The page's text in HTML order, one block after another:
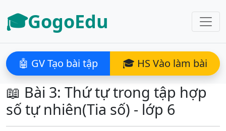
🎓GogoEdu
🤖 GV Tạo bài tập 🎓 HS Vào làm bài
📖 Bài 3: Thứ tự trong tập hợp
số tự nhiên(Tia số) - lớp 6